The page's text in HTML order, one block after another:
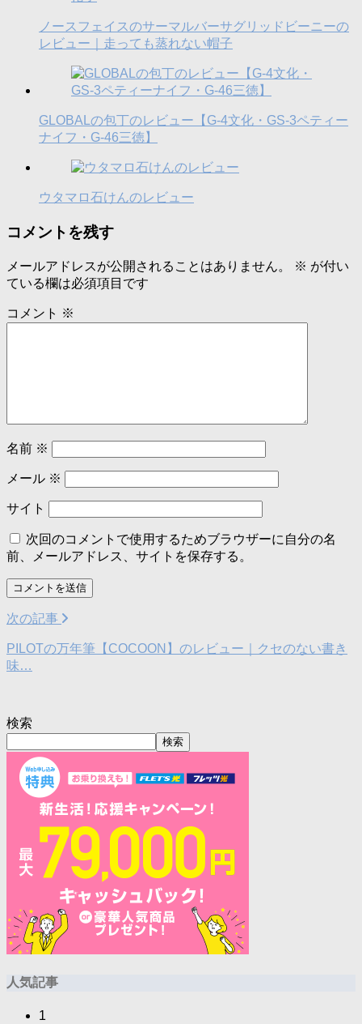
ノースフェイスのサーマルバーサグリッドビーニーの
レビュー｜走っても蒸れない帽子
GLOBALの包丁のレビュー【G-4文化・GS-3ペティー
ナイフ・G-46三徳】
ウタマロ石けんのレビュー
コメントを残す
メールアドレスが公開されることはありません。 ※ が付い
ている欄は必須項目です
コメント ※
名前 ※
メール ※
サイト
次回のコメントで使用するためブラウザーに自分の名
前、メールアドレス、サイトを保存する。
次の記事
PILOTの万年筆【COCOON】のレビュー｜クセのない書き
味…
検索
検索
人気記事
1